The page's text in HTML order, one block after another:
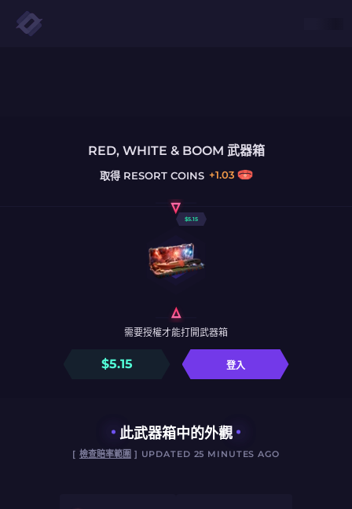
RED, WHITE & BOOM 武器箱
取得RESORT COINS +1.03
$5.15
$5.15 登入
需要授權才能打開武器箱
此武器箱中的外觀
[ 檢查賠率範圍 ] UPDATED 25 MINUTES AGO